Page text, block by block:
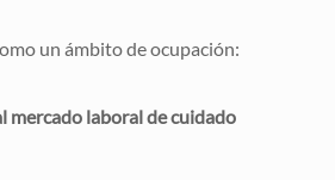
un ámbito de ocupación:
mercado laboral de cuidado